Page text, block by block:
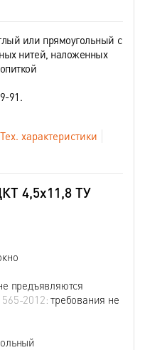
или прямоугольный с
нитей, наложенных
91.
Тех. характеристики
4,5х11,8 ТУ
предъявляются
2012:требования не